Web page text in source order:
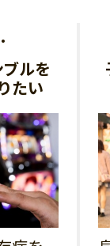
ルを
たい